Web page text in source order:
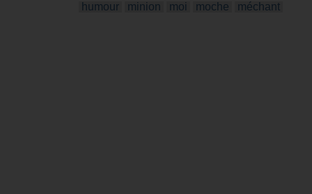
humour
minion moi moche méchant